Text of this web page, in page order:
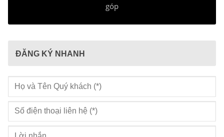
góp
ĐĂNG KÝ NHANH